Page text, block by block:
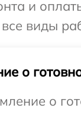
и
виды
о
о